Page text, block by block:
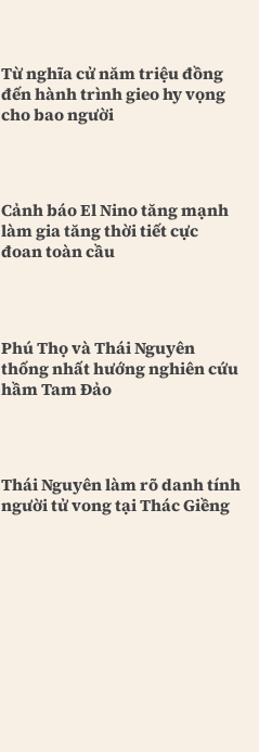
Từ nghĩa cử năm triệu đồng
đến hành trình gieo hy vọng
cho bao người
Cảnh báo El Nino tăng mạnh
làm gia tăng thời tiết cực
đoan toàn cầu
Phú Thọ và Thái Nguyên
thống nhất hướng nghiên cứu
hầm Tam Đảo
Thái Nguyên làm rõ danh tính
người tử vong tại Thác Giềng